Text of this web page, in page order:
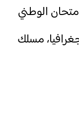
(20/20)؛ الامتحان الوطني
مسلك